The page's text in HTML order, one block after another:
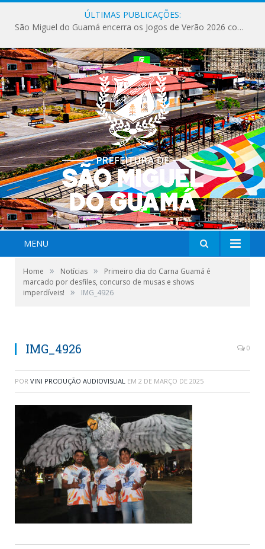
ÚLTIMAS PUBLICAÇÕES:
São Miguel do Guamá encerra os Jogos de Verão 2026 com sucesso de público e competições.
MENU
Home » Notícias »
Primeiro dia do Carna Guamá é
marcado por desfiles, concurso de musas e shows
imperdíveis!
» IMG_4926
IMG_4926 0
POR VINI PRODUÇÃO AUDIOVISUAL EM 2 DE MARÇO DE 2025